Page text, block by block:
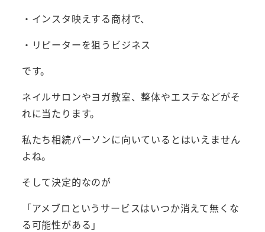
・インスタ映えする商材で、
・リピーターを狙うビジネス
です。
ネイルサロンやヨガ教室、整体やエステなどがそ
れに当たります。
私たち相続パーソンに向いているとはいえません
よね。
そして決定的なのが
「アメブロというサービスはいつか消えて無くな
る可能性がある」